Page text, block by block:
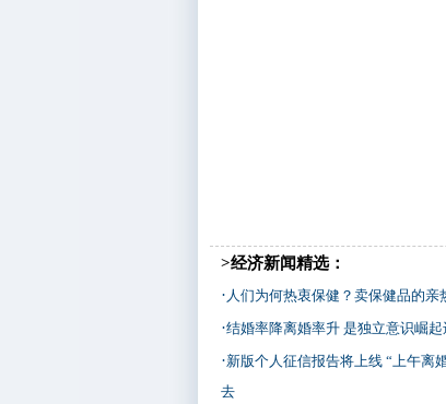
>经济新闻精选：
· 人们为何热衷保健？卖保健品的亲
·结婚率降离婚率升 是独立意识崛起
·新版个人征信报告将上线 “上午离
去